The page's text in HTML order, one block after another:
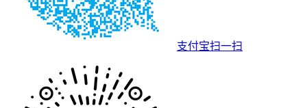
支付宝扫一扫